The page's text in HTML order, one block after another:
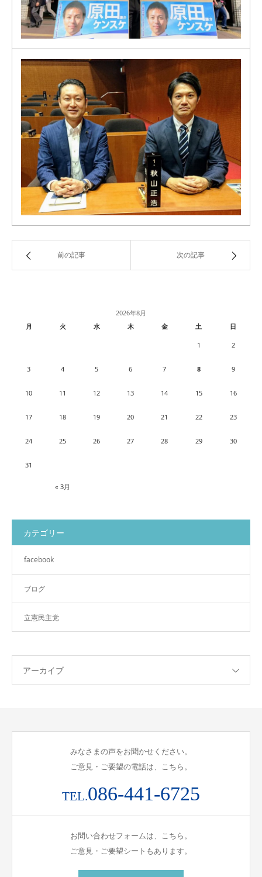
前の記事 次の記事
2026年8月
月
火 水 木 金 土 日
« 3月
1 2
3 4 5 6 7 8 9
10 11 12 13 14 15 16
17 18 19 20 21 22 23
24 25 26 27 28 29 30
31
カテゴリー
facebook
ブログ
立憲民主党
アーカイブ
みなさまの声をお聞かせください。
ご意見・ご要望の電話は、こちら。
TEL.086-441-6725
お問い合わせフォームは、こちら。
ご意見・ご要望シートもあります。